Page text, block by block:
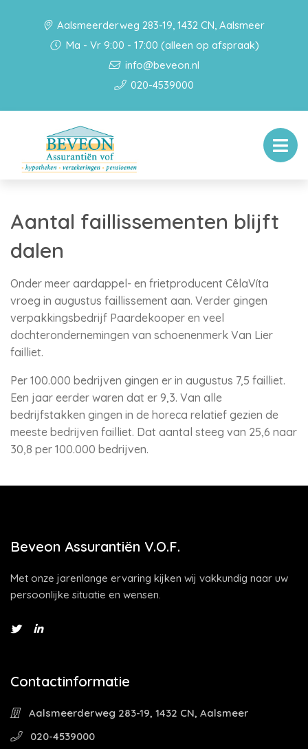
Aalsmeerderweg 283-19, 1432 CN, Aalsmeer
Ma - Vr 9:00 - 17:00 (alleen op afspraak)
info@beveon.nl
020-4539000
Aantal faillissementen blijft
dalen
Onder meer aardappel- en frietproducent CêlaVíta
vroeg in augustus faillissement aan. Verder gingen
verpakkingsbedrijf Paardekooper en veel
dochterondernemingen van schoenenmerk Van Lier
failliet.
Per 100.000 bedrijven gingen er in augustus 7,5 failliet.
Een jaar eerder waren dat er 9,3. Van alle
bedrijfstakken gingen in de horeca relatief gezien de
meeste bedrijven failliet. Dat aantal steeg van 25,6 naar
30,8 per 100.000 bedrijven.
Beveon Assurantiën V.O.F.
Met onze jarenlange ervaring kijken wij vakkundig naar uw
persoonlijke situatie en wensen.
Contactinformatie
Aalsmeerderweg 283-19, 1432 CN, Aalsmeer
020-4539000